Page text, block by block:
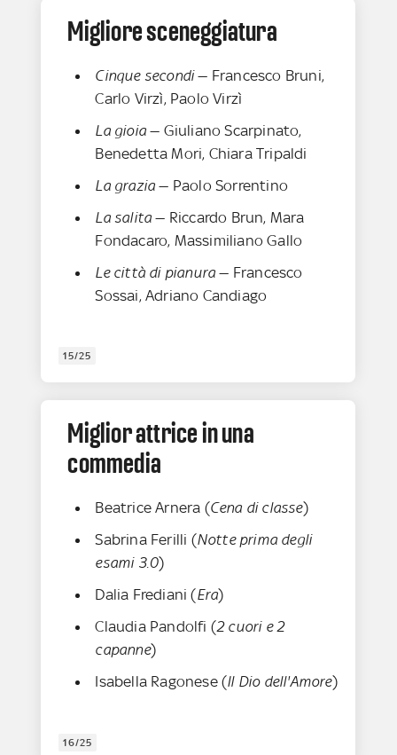
Migliore sceneggiatura
Cinque secondi— Francesco Bruni,
Carlo Virzì, Paolo Virzì
La gioia— Giuliano Scarpinato,
Benedetta Mori, Chiara Tripaldi
La grazia— Paolo Sorrentino
La salita— Riccardo Brun, Mara
Fondacaro, Massimiliano Gallo
Le città di pianura— Francesco
Sossai, Adriano Candiago
15/25
Miglior attrice in una
commedia
Beatrice Arnera (Cena di classe)
Sabrina Ferilli (Notte prima degli
esami 3.0)
Dalia Frediani (Era)
Claudia Pandolfi (2 cuori e 2
capanne)
Isabella Ragonese (Il Dio dell'Amore)
16/25